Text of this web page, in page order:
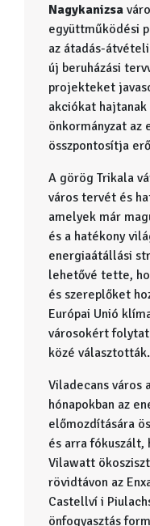
Nagykanizsa
együttműködési
az átadás-
új beruházási
projekteket
akciókat
önkormányzat az
összpontosítja
A görög Trikala
város tervét és
amelyek már
és a hatékony
energiaátállási
lehetővé tette,
és szereplőket
Európai Unió
városokért
közé választották.
Viladecans város
hónapokban az
előmozdítására
és arra fókuszált,
Vilawatt
rövidtávon az
Castellví i
önfogyasztás